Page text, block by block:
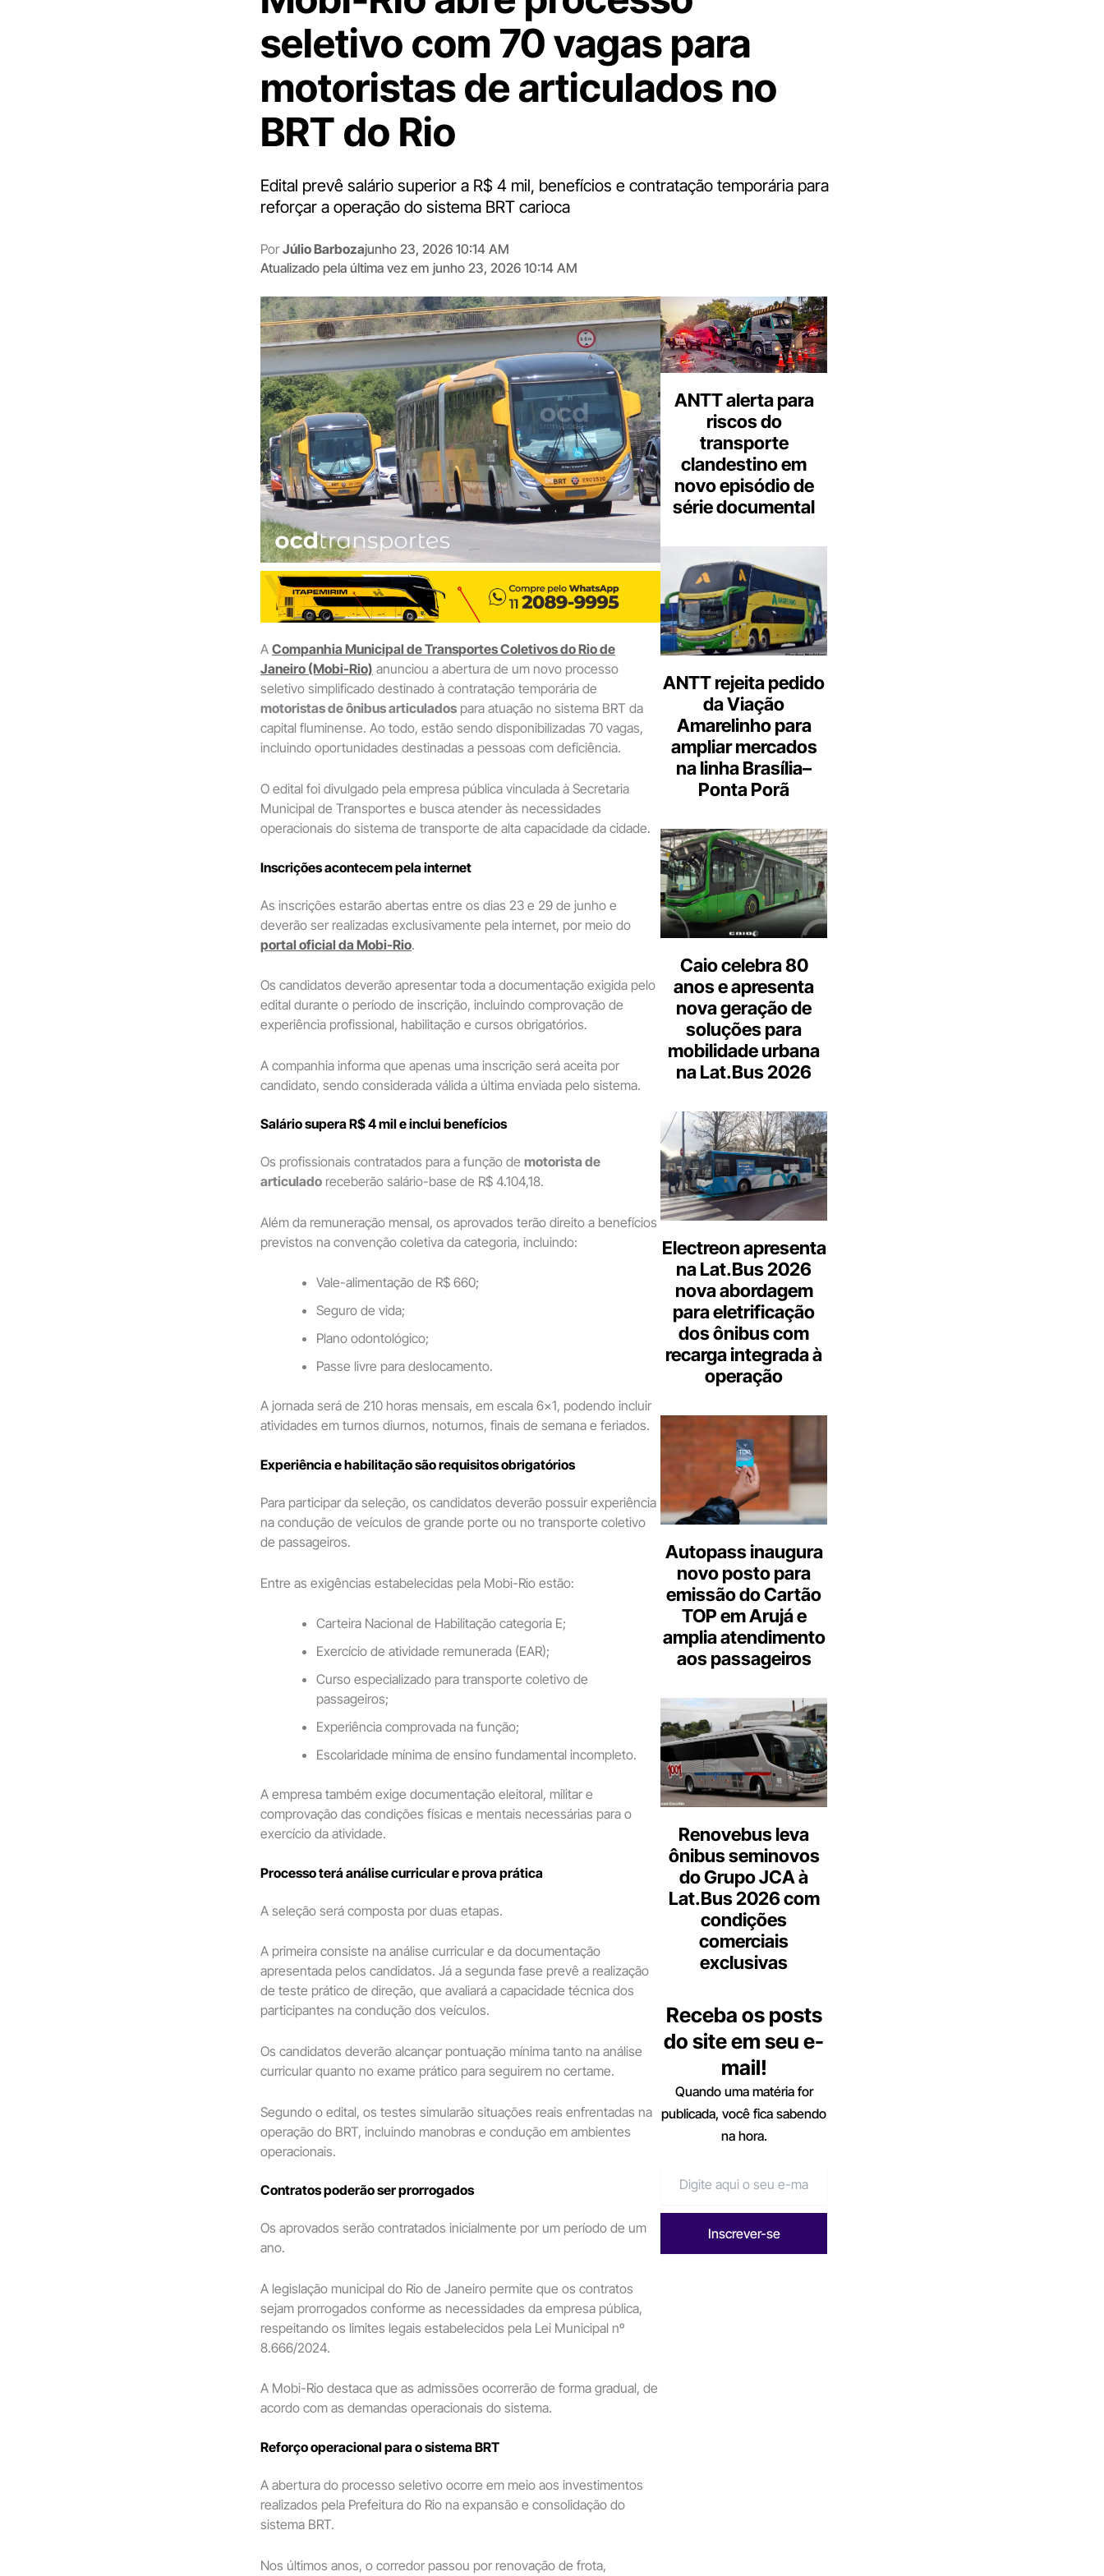
seletivo com 70 vagas para
motoristas de articulados no
BRT do Rio
Edital prevê salário superior a R$ 4 mil, benefícios e contratação temporária para
reforçar a operação do sistema BRT carioca
Por Júlio Barbozajunho 23, 2026 10:14 AM
Atualizado pela última vez em junho 23, 2026 10:14 AM
A Companhia Municipal de Transportes Coletivos do Rio de
Janeiro (Mobi-Rio) anunciou a abertura de um novo processo
seletivo simplificado destinado à contratação temporária de
motoristas de ônibus articulados para atuação no sistema BRT da
capital fluminense. Ao todo, estão sendo disponibilizadas 70 vagas,
incluindo oportunidades destinadas a pessoas com deficiência.
O edital foi divulgado pela empresa pública vinculada à Secretaria
Municipal de Transportes e busca atender às necessidades
operacionais do sistema de transporte de alta capacidade da cidade.
Inscrições acontecem pela internet
As inscrições estarão abertas entre os dias 23 e 29 de junho e
deverão ser realizadas exclusivamente pela internet, por meio do
portal oficial da Mobi-Rio.
Os candidatos deverão apresentar toda a documentação exigida pelo
edital durante o período de inscrição, incluindo comprovação de
experiência profissional, habilitação e cursos obrigatórios.
A companhia informa que apenas uma inscrição será aceita por
candidato, sendo considerada válida a última enviada pelo sistema.
Salário supera R$ 4 mil e inclui benefícios
Os profissionais contratados para a função de motorista de
articulado receberão salário-base de R$ 4.104,18.
Além da remuneração mensal, os aprovados terão direito a benefícios
previstos na convenção coletiva da categoria, incluindo:
Vale-alimentação de R$ 660;
Seguro de vida;
Plano odontológico;
Passe livre para deslocamento.
A jornada será de 210 horas mensais, em escala 6×1, podendo incluir
atividades em turnos diurnos, noturnos, finais de semana e feriados.
Experiência e habilitação são requisitos obrigatórios
Para participar da seleção, os candidatos deverão possuir experiência
na condução de veículos de grande porte ou no transporte coletivo
de passageiros.
Entre as exigências estabelecidas pela Mobi-Rio estão:
Carteira Nacional de Habilitação categoria E;
Exercício de atividade remunerada (EAR);
Curso especializado para transporte coletivo de
passageiros;
Experiência comprovada na função;
Escolaridade mínima de ensino fundamental incompleto.
A empresa também exige documentação eleitoral, militar e
comprovação das condições físicas e mentais necessárias para o
exercício da atividade.
Processo terá análise curricular e prova prática
A seleção será composta por duas etapas.
A primeira consiste na análise curricular e da documentação
apresentada pelos candidatos. Já a segunda fase prevê a realização
de teste prático de direção, que avaliará a capacidade técnica dos
participantes na condução dos veículos.
Os candidatos deverão alcançar pontuação mínima tanto na análise
curricular quanto no exame prático para seguirem no certame.
Segundo o edital, os testes simularão situações reais enfrentadas na
operação do BRT, incluindo manobras e condução em ambientes
operacionais.
Contratos poderão ser prorrogados
Os aprovados serão contratados inicialmente por um período de um
ano.
A legislação municipal do Rio de Janeiro permite que os contratos
sejam prorrogados conforme as necessidades da empresa pública,
respeitando os limites legais estabelecidos pela Lei Municipal nº
8.666/2024.
A Mobi-Rio destaca que as admissões ocorrerão de forma gradual, de
acordo com as demandas operacionais do sistema.
Reforço operacional para o sistema BRT
A abertura do processo seletivo ocorre em meio aos investimentos
realizados pela Prefeitura do Rio na expansão e consolidação do
sistema BRT.
Nos últimos anos, o corredor passou por renovação de frota,
ANTT alerta para
riscos do
transporte
clandestino em
novo episódio de
série documental
ANTT rejeita pedido
da Viação
Amarelinho para
ampliar mercados
na linha Brasília–
Ponta Porã
Caio celebra 80
anos e apresenta
nova geração de
soluções para
mobilidade urbana
na Lat.Bus 2026
Electreon apresenta
na Lat.Bus 2026
nova abordagem
para eletrificação
dos ônibus com
recarga integrada à
operação
Autopass inaugura
novo posto para
emissão do Cartão
TOP em Arujá e
amplia atendimento
aos passageiros
Renovebus leva
ônibus seminovos
do Grupo JCA à
Lat.Bus 2026 com
condições
comerciais
exclusivas
Receba os posts
do site em seu e-
mail!
Quando uma matéria for
publicada, você fica sabendo
na hora.
Digite
aqui
o
seu
e-
mail
Inscrever-se